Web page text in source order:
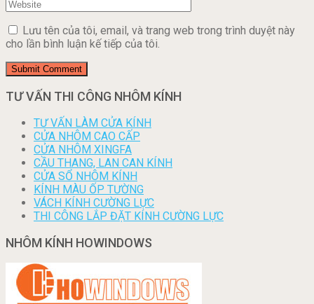
Lưu tên của tôi, email, và trang web trong trình duyệt này
cho lần bình luận kế tiếp của tôi.
TƯ VẤN THI CÔNG NHÔM KÍNH
TƯ VẤN LÀM CỬA KÍNH
CỬA NHÔM CAO CẤP
CỬA NHÔM XINGFA
CẦU THANG, LAN CAN KÍNH
CỬA SỔ NHÔM KÍNH
KÍNH MÀU ỐP TƯỜNG
VÁCH KÍNH CƯỜNG LỰC
THI CÔNG LẮP ĐẶT KÍNH CƯỜNG LỰC
NHÔM KÍNH HOWINDOWS